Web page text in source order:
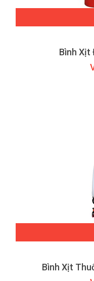
Bình Xịt
Bình Xịt